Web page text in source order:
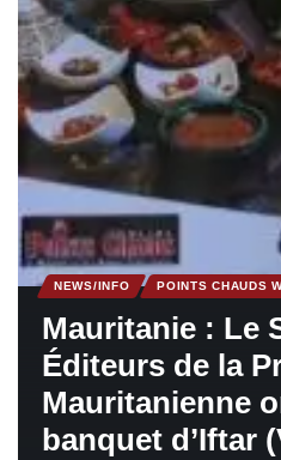
NEWS/INFO POINTS CHAUDS
Mauritanie : Le
Éditeurs de la
Mauritanienne
banquet d’Iftar